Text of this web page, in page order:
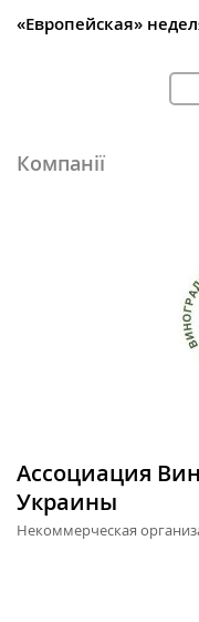
«Европейская»
Компанії
Ассоциация
Украины
Некоммерческая